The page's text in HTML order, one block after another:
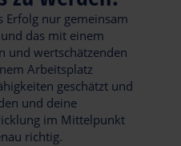
Erfolg nur gemeinsam
das mit einem
und wertschätzenden
Arbeitsplatz
geschätzt und
und deine
im Mittelpunkt
richtig.